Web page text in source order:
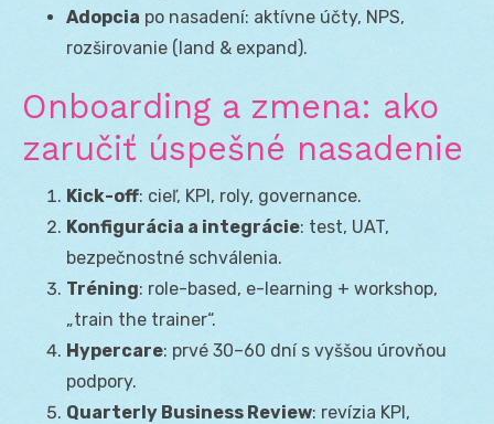
Adopcia po nasadení: aktívne účty, NPS,
rozširovanie (land & expand).
Onboarding a zmena: ako
zaručiť úspešné nasadenie
Kick-off: cieľ, KPI, roly, governance.
Konfigurácia a integrácie: test, UAT,
bezpečnostné schválenia.
Tréning: role-based, e-learning + workshop,
„train the trainer“.
Hypercare: prvé 30–60 dní s vyššou úrovňou
podpory.
Quarterly Business Review: revízia KPI,